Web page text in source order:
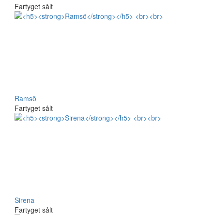
Fartyget sålt
Ramsö
Fartyget sålt
Sirena
Fartyget sålt